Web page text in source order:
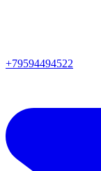
+79594494522